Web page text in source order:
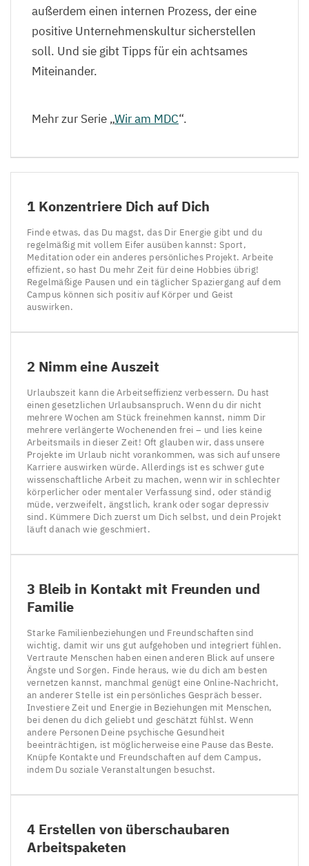
außerdem einen internen Prozess, der eine
positive Unternehmenskultur sicherstellen
soll. Und sie gibt Tipps für ein achtsames
Miteinander.
Mehr zur Serie „Wir am MDC“.
1Konzentriere Dich auf Dich
Finde etwas, das Du magst, das Dir Energie gibt und du
regelmäßig mit vollem Eifer ausüben kannst: Sport,
Meditation oder ein anderes persönliches Projekt. Arbeite
effizient, so hast Du mehr Zeit für deine Hobbies übrig!
Regelmäßige Pausen und ein täglicher Spaziergang auf dem
Campus können sich positiv auf Körper und Geist
auswirken.
2 Nimm eine Auszeit
Urlaubszeit kann die Arbeitseffizienz verbessern. Du hast
einen gesetzlichen Urlaubsanspruch. Wenn du dir nicht
mehrere Wochen am Stück freinehmen kannst, nimm Dir
mehrere verlängerte Wochenenden frei – und lies keine
Arbeitsmails in dieser Zeit! Oft glauben wir, dass unsere
Projekte im Urlaub nicht vorankommen, was sich auf unsere
Karriere auswirken würde. Allerdings ist es schwer gute
wissenschaftliche Arbeit zu machen, wenn wir in schlechter
körperlicher oder mentaler Verfassung sind, oder ständig
müde, verzweifelt, ängstlich, krank oder sogar depressiv
sind. Kümmere Dich zuerst um Dich selbst, und dein Projekt
läuft danach wie geschmiert.
3 Bleib in Kontakt mit Freunden und
Familie
Starke Familienbeziehungen und Freundschaften sind
wichtig, damit wir uns gut aufgehoben und integriert fühlen.
Vertraute Menschen haben einen anderen Blick auf unsere
Ängste und Sorgen. Finde heraus, wie du dich am besten
vernetzen kannst, manchmal genügt eine Online-Nachricht,
an anderer Stelle ist ein persönliches Gespräch besser.
Investiere Zeit und Energie in Beziehungen mit Menschen,
bei denen du dich geliebt und geschätzt fühlst. Wenn
andere Personen Deine psychische Gesundheit
beeinträchtigen, ist möglicherweise eine Pause das Beste.
Knüpfe Kontakte und Freundschaften auf dem Campus,
indem Du soziale Veranstaltungen besuchst.
4Erstellen von überschaubaren
Arbeitspaketen